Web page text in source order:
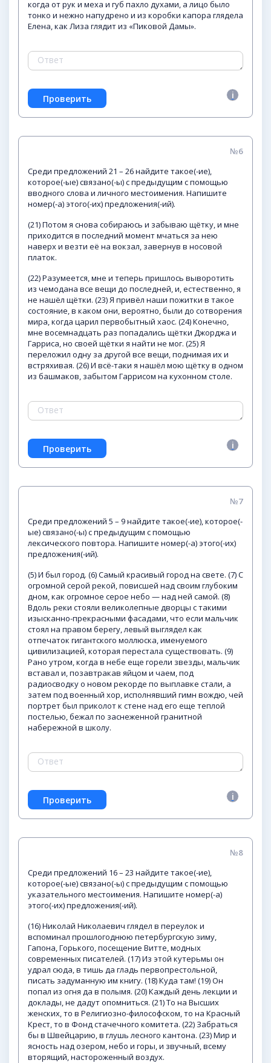
когда от рук и меха и губ пахло духами, а лицо было
тонко и нежно напудрено и из коробки капора глядела
Елена, как Лиза глядит из «Пиковой Дамы».
№6
Среди предложений 21 – 26 найдите такое(-ие),
которое(-ые) связано(-ы) с предыдущим с помощью
вводного слова и личного местоимения. Напишите
номер(-а) этого(-их) предложения(-ий).
(21) Потом я снова собираюсь и забываю щётку, и мне
приходится в последний момент мчаться за нею
наверх и везти её на вокзал, завернув в носовой
платок.
(22) Разумеется, мне и теперь пришлось выворотить
из чемодана все вещи до последней, и, естественно, я
не нашёл щётки. (23) Я привёл наши пожитки в такое
состояние, в каком они, вероятно, были до сотворения
мира, когда царил первобытный хаос. (24) Конечно,
мне восемнадцать раз попадались щётки Джорджа и
Гарриса, но своей щётки я найти не мог. (25) Я
переложил одну за другой все вещи, поднимая их и
встряхивая. (26) И всё-таки я нашёл мою щётку в одном
из башмаков, забытом Гаррисом на кухонном столе.
№7
Среди предложений 5 – 9 найдите такое(-ие), которое(-
ые) связано(-ы) с предыдущим с помощью
лексического повтора. Напишите номер(-а) этого(-их)
предложения(-ий).
(5) И был город. (6) Самый красивый город на свете. (7) С
огромной серой рекой, повисшей над своим глубоким
дном, как огромное серое небо — над ней самой. (8)
Вдоль реки стояли великолепные дворцы с такими
изысканно-прекрасными фасадами, что если мальчик
стоял на правом берегу, левый выглядел как
отпечаток гигантского моллюска, именуемого
цивилизацией, которая перестала существовать. (9)
Рано утром, когда в небе еще горели звезды, мальчик
вставал и, позавтракав яйцом и чаем, под
радиосводку о новом рекорде по выплавке стали, а
затем под военный хор, исполнявший гимн вождю, чей
портрет был приколот к стене над его еще теплой
постелью, бежал по заснеженной гранитной
набережной в школу.
№8
Среди предложений 16 – 23 найдите такое(-ие),
которое(-ые) связано(-ы) с предыдущим с помощью
указательного местоимения. Напишите номер(-а)
этого(-их) предложения(-ий).
(16) Николай Николаевич глядел в переулок и
вспоминал прошлогоднюю петербургскую зиму,
Гапона, Горького, посещение Витте, модных
современных писателей. (17) Из этой кутерьмы он
удрал сюда, в тишь да гладь первопрестольной,
писать задуманную им книгу. (18) Куда там! (19) Он
попал из огня да в полымя. (20) Каждый день лекции и
доклады, не дадут опомниться. (21) То на Высших
женских, то в Религиозно-философском, то на Красный
Крест, то в Фонд стачечного комитета. (22) Забраться
бы в Швейцарию, в глушь лесного кантона. (23) Мир и
ясность над озером, небо и горы, и звучный, всему
вторящий, настороженный воздух.